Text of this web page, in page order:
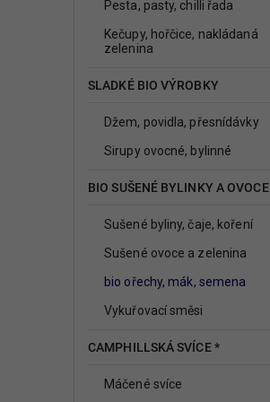
Pesta, pasty, chilli řada
Kečupy, hořčice, nakládaná
zelenina
SLADKÉ BIO VÝROBKY
Džem, povidla, přesnídávky
Sirupy ovocné, bylinné
BIO SUŠENÉ BYLINKY A OVOCE
Sušené byliny, čaje, koření
Sušené ovoce a zelenina
bio ořechy, mák, semena
Vykuřovací směsi
CAMPHILLSKÁ SVÍCE *
Máčené svíce